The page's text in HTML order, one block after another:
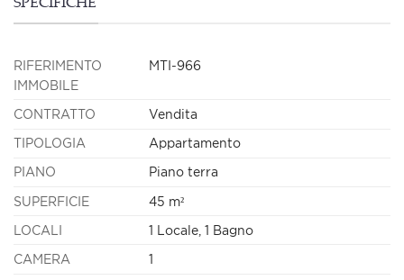
SPECIFICHE
RIFERIMENTO
IMMOBILE
MTI-966
CONTRATTO Vendita
TIPOLOGIA Appartamento
PIANO Piano terra
SUPERFICIE 45 m²
LOCALI 1 Locale, 1 Bagno
CAMERA 1